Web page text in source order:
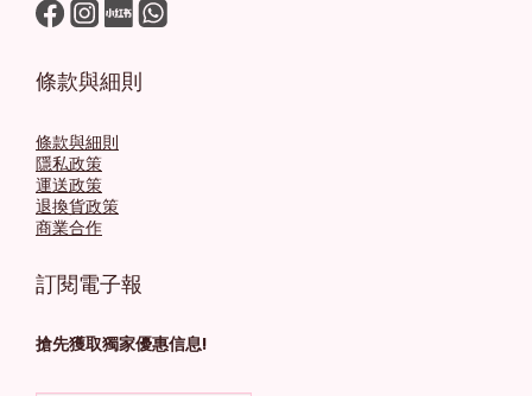
條款與細則
條款與細則
隱私政策
運送政策
退換貨政策
商業合作
訂閱電子報
搶先獲取獨家優惠信息!